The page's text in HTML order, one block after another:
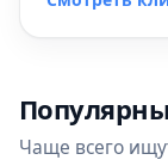
Чаще всего